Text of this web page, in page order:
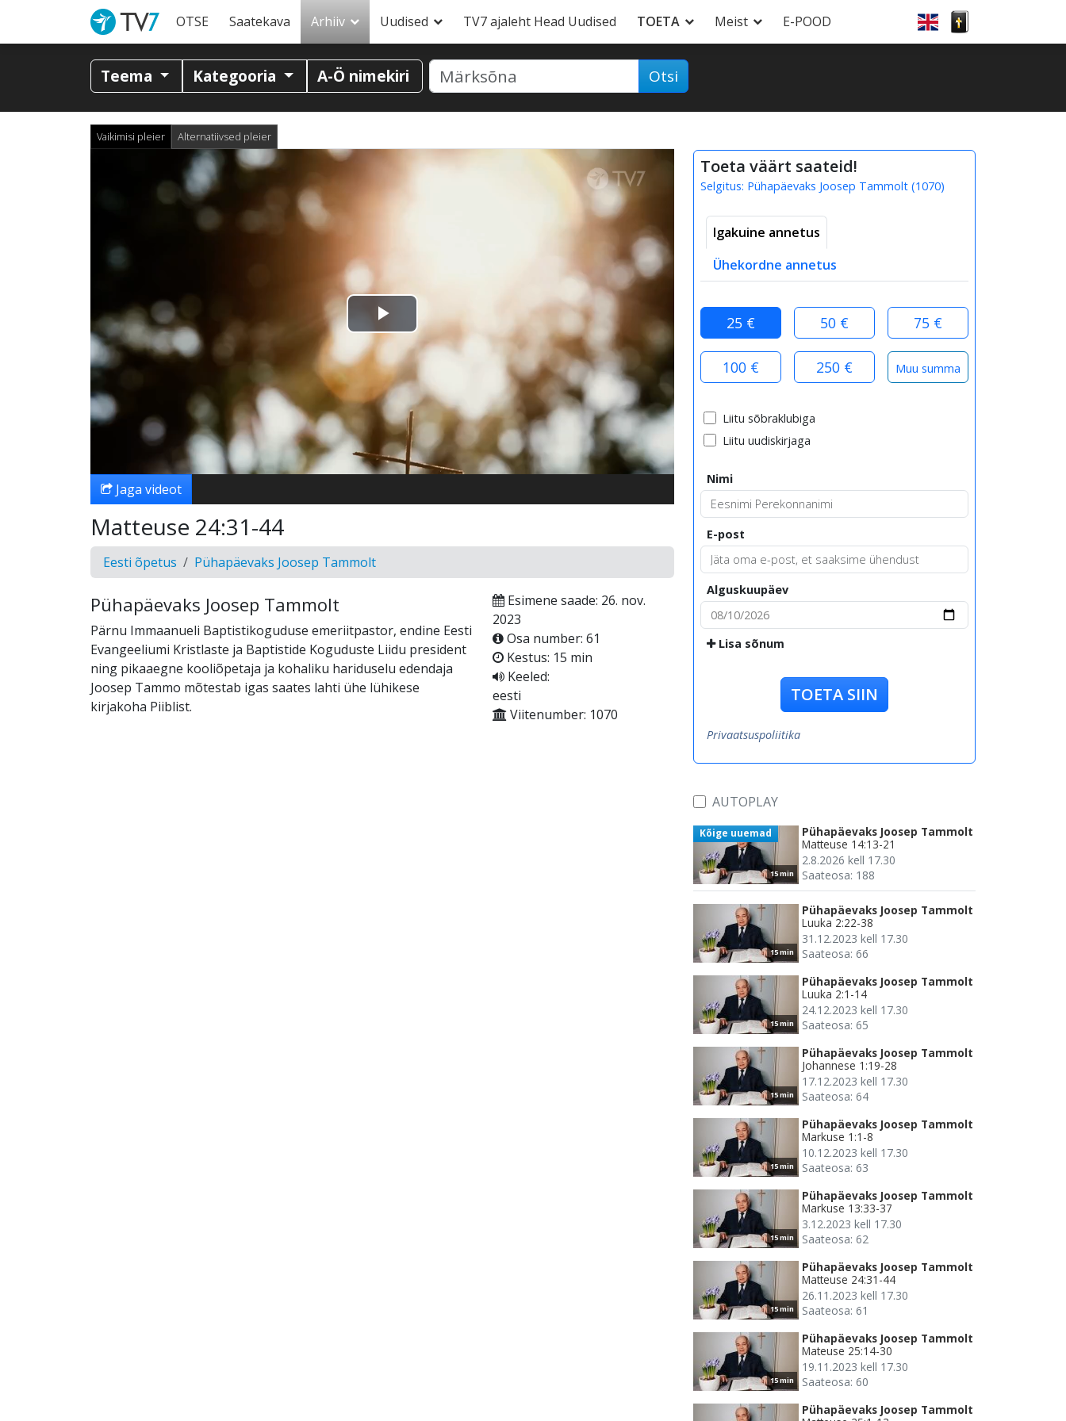
OTSE Saatekava Arhiiv Uudised TV7 ajaleht Head Uudised TOETA Meist E-POOD
Teema Kategooria A-Ö nimekiri Otsi
Vaikimisi pleier Alternatiivsed pleier
Esita
video
Jaga videot
Matteuse 24:31-44
Eesti õpetus Pühapäevaks Joosep Tammolt
Pühapäevaks Joosep Tammolt
Pärnu Immaanueli Baptistikoguduse emeriitpastor, endine Eesti
Evangeeliumi Kristlaste ja Baptistide Koguduste Liidu president
ning pikaaegne kooliõpetaja ja kohaliku hariduselu edendaja
Joosep Tammo mõtestab igas saates lahti ühe lühikese
kirjakoha Piiblist.
Esimene saade: 26. nov.
2023
Osa number: 61
Kestus: 15 min
Keeled:
eesti
Viitenumber: 1070
Toeta väärt saateid!
Selgitus: Pühapäevaks Joosep Tammolt (1070)
Igakuine annetus
Ühekordne annetus
25 € 50 € 75 €
100 € 250 €
Liitu sõbraklubiga
Liitu uudiskirjaga
Nimi
E-post
Alguskuupäev
Lisa sõnum
TOETA SIIN
Privaatsuspoliitika
AUTOPLAY
15 min
Kõige uuemad
Pühapäevaks Joosep Tammolt
Matteuse 14:13-21
2.8.2026 kell 17.30
Saateosa: 188
15 min
Pühapäevaks Joosep Tammolt
Luuka 2:22-38
31.12.2023 kell 17.30
Saateosa: 66
15 min
Pühapäevaks Joosep Tammolt
Luuka 2:1-14
24.12.2023 kell 17.30
Saateosa: 65
15 min
Pühapäevaks Joosep Tammolt
Johannese 1:19-28
17.12.2023 kell 17.30
Saateosa: 64
15 min
Pühapäevaks Joosep Tammolt
Markuse 1:1-8
10.12.2023 kell 17.30
Saateosa: 63
15 min
Pühapäevaks Joosep Tammolt
Markuse 13:33-37
3.12.2023 kell 17.30
Saateosa: 62
15 min
Pühapäevaks Joosep Tammolt
Matteuse 24:31-44
26.11.2023 kell 17.30
Saateosa: 61
15 min
Pühapäevaks Joosep Tammolt
Mateuse 25:14-30
19.11.2023 kell 17.30
Saateosa: 60
Pühapäevaks Joosep Tammolt